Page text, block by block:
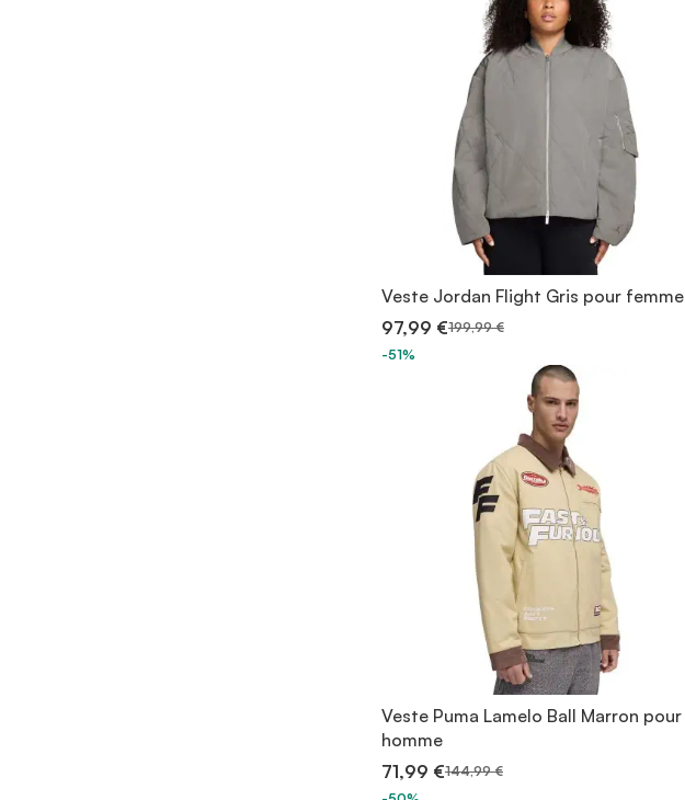
Veste Jordan Flight Gris pour femme
97,99 €199,99 €
-51%
Veste Puma Lamelo Ball Marron pour
homme
71,99 €144,99 €